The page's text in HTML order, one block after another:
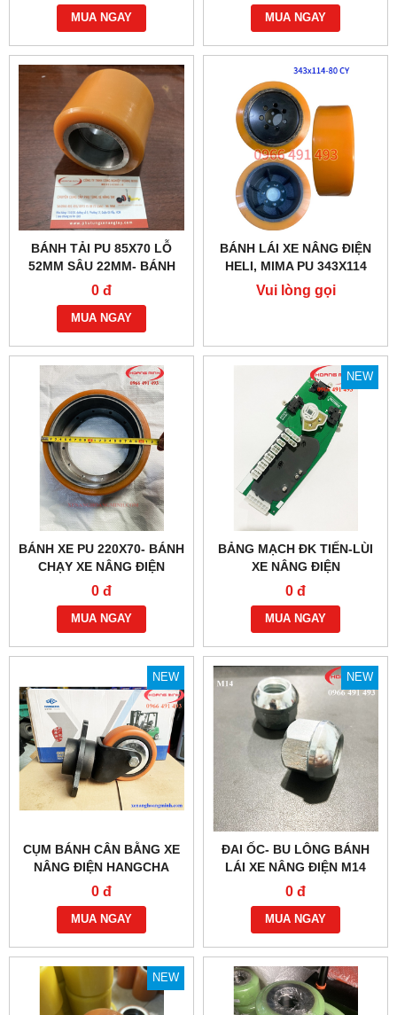
MUA NGAY MUA NGAY
BÁNH TẢI PU 85X70 LỖ
52MM SÂU 22MM- BÁNH
XE HELI, HANGCHA
0 đ
MUA NGAY
BÁNH LÁI XE NÂNG ĐIỆN
HELI, MIMA PU 343X114
MỚI 100%
Vui lòng gọi
BÁNH XE PU 220X70- BÁNH
CHẠY XE NÂNG ĐIỆN
NOBLELIFT PTE15
0 đ
MUA NGAY
NEW
BẢNG MẠCH ĐK TIẾN-LÙI
XE NÂNG ĐIỆN
0 đ
MUA NGAY
NEW
CỤM BÁNH CÂN BẰNG XE
NÂNG ĐIỆN HANGCHA
125X50
0 đ
MUA NGAY
NEW
ĐAI ỐC- BU LÔNG BÁNH
LÁI XE NÂNG ĐIỆN M14
0 đ
MUA NGAY
NEW